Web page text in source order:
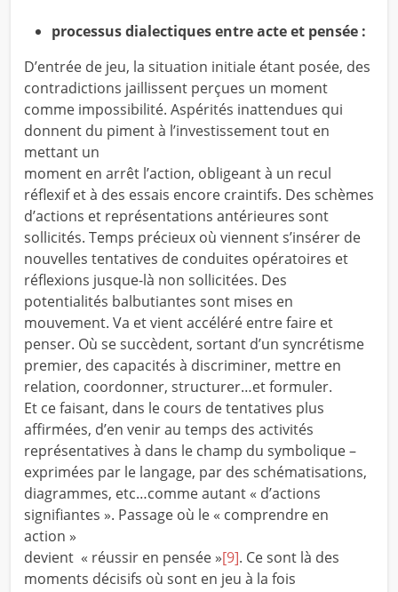
processus dialectiques entre acte et pensée :
D’entrée de jeu, la situation initiale étant posée, des
contradictions jaillissent perçues un moment
comme impossibilité. Aspérités inattendues qui
donnent du piment à l’investissement tout en
mettant un
moment en arrêt l’action, obligeant à un recul
réflexif et à des essais encore craintifs. Des schèmes
d’actions et représentations antérieures sont
sollicités. Temps précieux où viennent s’insérer de
nouvelles tentatives de conduites opératoires et
réflexions jusque-là non sollicitées. Des
potentialités balbutiantes sont mises en
mouvement. Va et vient accéléré entre faire et
penser. Où se succèdent, sortant d’un syncrétisme
premier, des capacités à discriminer, mettre en
relation, coordonner, structurer…et formuler.
Et ce faisant, dans le cours de tentatives plus
affirmées, d’en venir au temps des activités
représentatives à dans le champ du symbolique –
exprimées par le langage, par des schématisations,
diagrammes, etc…comme autant « d’actions
signifiantes ». Passage où le « comprendre en
action »
devient « réussir en pensée »[9]. Ce sont là des
moments décisifs où sont en jeu à la fois